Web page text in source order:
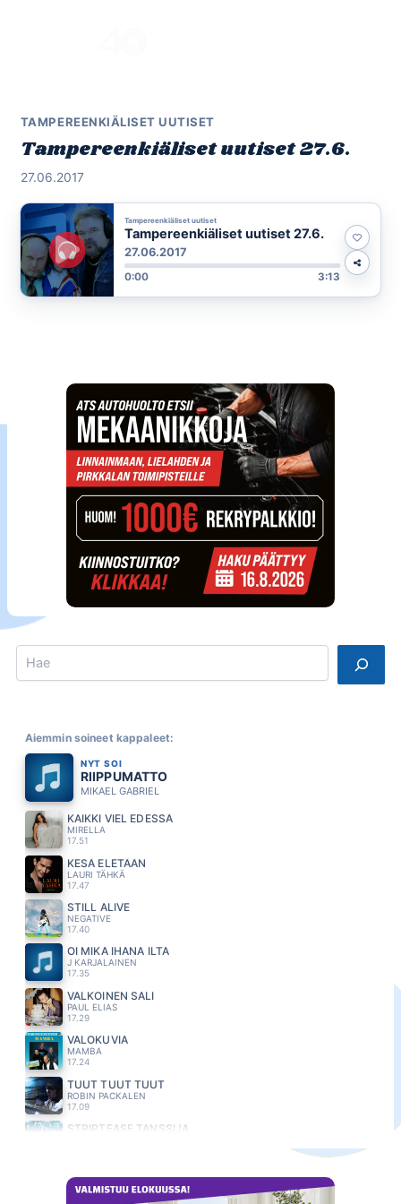
TAMPEREENKIÄLISET UUTISET
Tampereenkiäliset uutiset 27.6.
27.06.2017
Tampereenkiäliset uutiset
Tampereenkiäliset uutiset 27.6.
27.06.2017
0:00 3:13
Search
Aiemmin soineet kappaleet:
NYT SOI
RIIPPUMATTO
MIKAEL GABRIEL
KAIKKI VIEL EDESSÄ
MIRELLA
17.51
KESÄ ELETÄÄN
LAURI TÄHKÄ
17.47
STILL ALIVE
NEGATIVE
17.40
OI MIKÄ IHANA ILTA
J KARJALAINEN
17.35
VALKOINEN SALI
PAUL ELIAS
17.29
VALOKUVIA
MAMBA
17.24
TUUT TUUT TUUT
ROBIN PACKALEN
17.09
STRIPTEASE TANSSIJA
MATTI ESKO
17.02